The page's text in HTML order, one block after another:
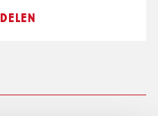
DELEN